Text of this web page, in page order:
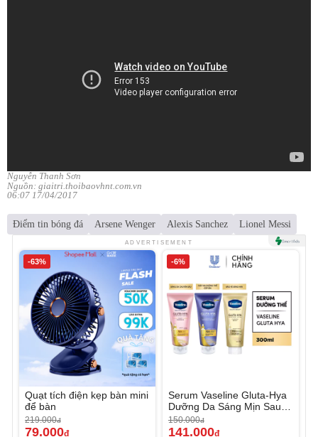
Nguyễn Thanh Sơn
Nguồn: giaitri.thoibaovhnt.com.vn
06:07 17/04/2017
Điểm tin bóng đá Arsene Wenger Alexis Sanchez Lionel Messi
ADVERTISEMENT
-63%
Quạt tích điện kẹp bàn mini
để bàn
219.000đ
79.000đ
-6%
Serum Vaseline Gluta-Hya
Dưỡng Da Sáng Mịn Sau 7
Ngày
150.000đ
141.000đ